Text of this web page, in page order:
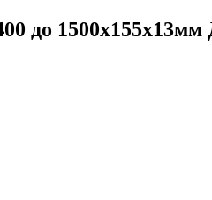
до 1500х155х13мм